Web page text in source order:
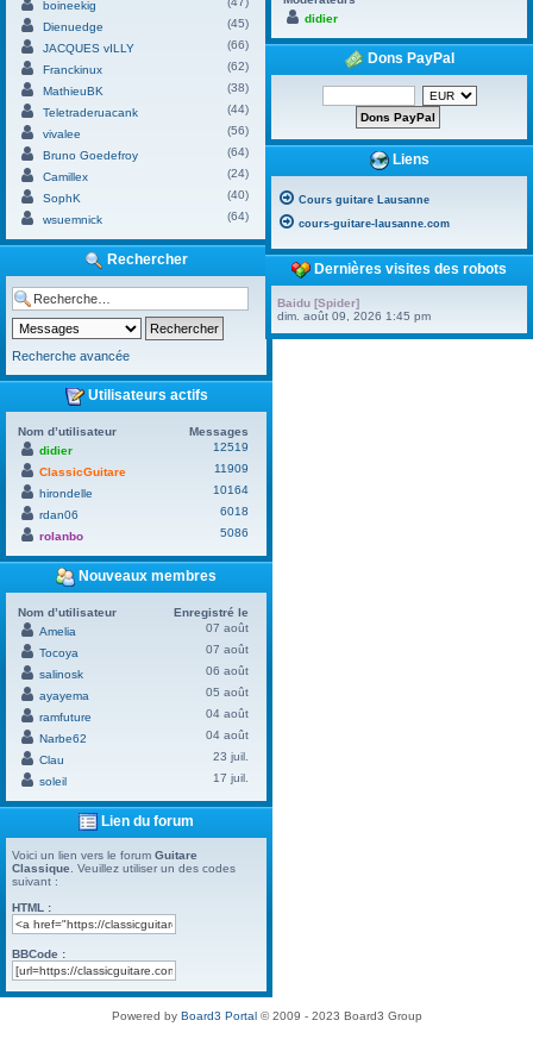
boineekig
Dienuedge
(45)
JACQUES vILLY
(66)
Franckinux
(62)
MathieuBK
(38)
Teletraderuacank
(44)
vivalee
(56)
Bruno Goedefroy
(64)
Camillex
(24)
SophK
(40)
wsuemnick
(64)
Rechercher
Recherche avancée
Utilisateurs actifs
Nom d’utilisateur
Messages
didier
12519
ClassicGuitare
11909
hirondelle
10164
rdan06
6018
rolanbo
5086
Nouveaux membres
Nom d’utilisateur
Enregistré le
Amelia
07 août
Tocoya
07 août
salinosk
06 août
ayayema
05 août
ramfuture
04 août
Narbe62
04 août
Clau
23 juil.
soleil
17 juil.
Lien du forum
Voici un lien vers le forum Guitare
Classique . Veuillez utiliser un des codes
suivant :
HTML :
BBCode :
didier
Dons PayPal
Liens
Cours guitare Lausanne
cours-guitare-lausanne.com
Dernières visites des robots
Baidu [Spider]
dim. août 09, 2026 1:45 pm
Powered by Board3 Portal© 2009 - 2023 Board3 Group